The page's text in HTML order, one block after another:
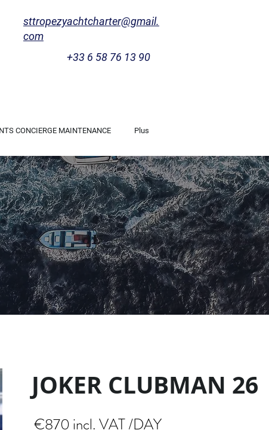
sttropezyachtcharter@gmail.
com
+33 6 58 76 13 90
CONCIERGE MAINTENANCE Plus
€870 incl. VAT /DAY
JOKER CLUBMAN 26